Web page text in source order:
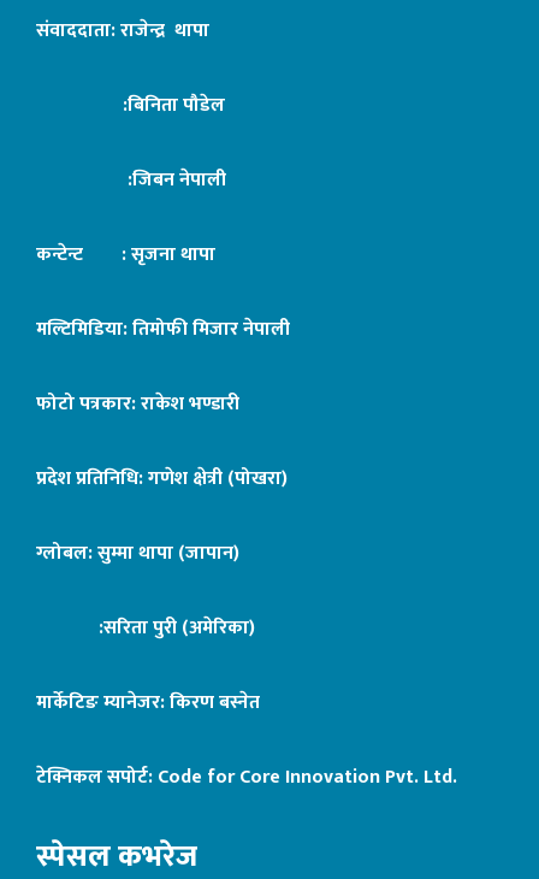
संवाददाता: राजेन्द्र थापा
:बिनिता पौडेल
:जिबन नेपाली
कन्टेन्ट : सृजना थापा
मल्टिमिडिया: तिमोफी मिजार नेपाली
फोटो पत्रकार: राकेश भण्डारी
प्रदेश प्रतिनिधि: गणेश क्षेत्री (पोखरा)
ग्लोबल: सुम्मा थापा (जापान)
:सरिता पुरी (अमेरिका)
मार्केटिङ म्यानेजर: किरण बस्नेत
टेक्निकल सपोर्ट:Code for Core Innovation Pvt. Ltd.
स्पेसल कभरेज